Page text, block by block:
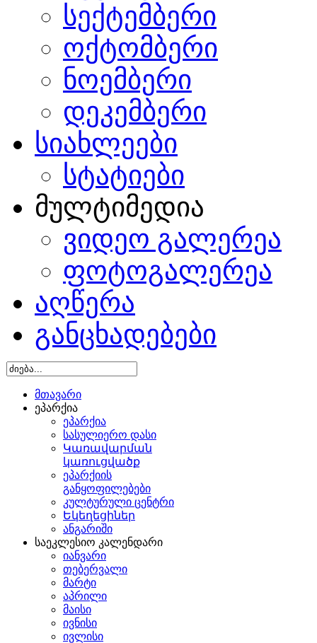
სექტემბერი
ოქტომბერი
ნოემბერი
დეკემბერი
სიახლეები
სტატიები
მულტიმედია
ვიდეო გალერეა
ფოტოგალერეა
აღწერა
განცხადებები
მთავარი
ეპარქია
ეპარქია
სასულიერო დასი
Կառավարման
կառուցվածք
ეპარქიის
განყოფილებები
კულტურული ცენტრი
Եկեղեցիներ
ანგარიში
საეკლესიო კალენდარი
იანვარი
თებერვალი
მარტი
აპრილი
მაისი
ივნისი
ივლისი